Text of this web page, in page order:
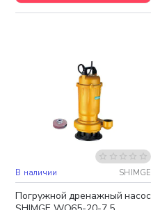
Бесплатная доставка
В наличии SHIMGE
Погружной дренажный насос